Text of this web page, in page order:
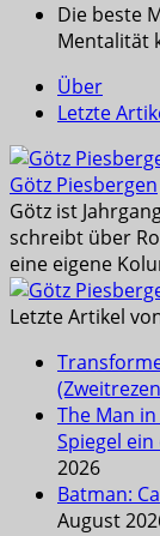
Die beste
Mentalität
Über
Letzte
Götz Piesbergen
Götz ist
schreibt über
eine eigene
Letzte Artikel
The Man
Spiegel
2026
Batman:
August